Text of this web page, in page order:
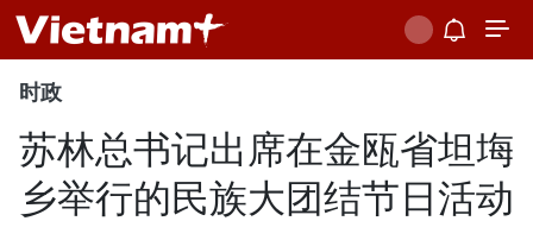
时政
苏林总书记出席在金瓯省坦㙁
乡举行的民族大团结节日活动